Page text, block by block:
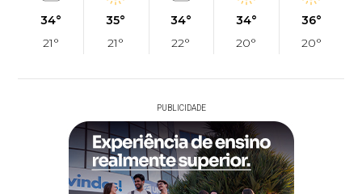
34°
21°
35°
21°
34°
22°
34°
20°
36°
20°
PUBLICIDADE